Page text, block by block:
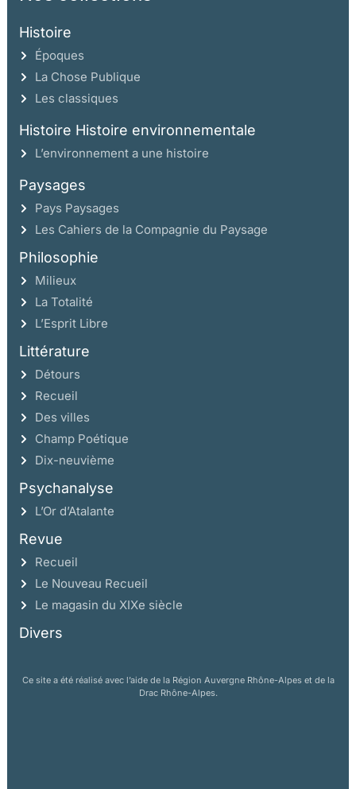
Histoire
Époques
La Chose Publique
Les classiques
Histoire Histoire environnementale
L’environnement a une histoire
Paysages
Pays Paysages
Les Cahiers de la Compagnie du Paysage
Philosophie
Milieux
La Totalité
L’Esprit Libre
Littérature
Détours
Recueil
Des villes
Champ Poétique
Dix-neuvième
Psychanalyse
L’Or d’Atalante
Revue
Recueil
Le Nouveau Recueil
Le magasin du XIXe siècle
Divers
Ce site a été réalisé avec l’aide de la Région Auvergne Rhône-Alpes et de la
Drac Rhône-Alpes.